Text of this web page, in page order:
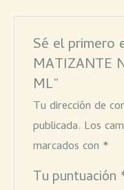
Sé el primero
MATIZANTE
ML”
Tu dirección de
publicada. Los
marcados con *
Tu puntuación